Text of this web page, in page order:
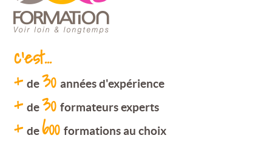
c'est...
+ de30 années d'expérience
+ de30 formateurs experts
+ de600 formations au choix